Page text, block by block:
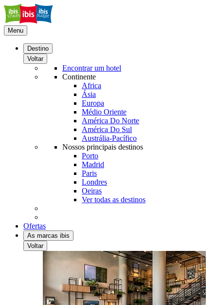
Menu
Destino
Voltar
Encontrar um hotel
Continente
Africa
Ásia
Europa
Médio Oriente
América Do Norte
América Do Sul
Austrália-Pacífico
Nossos principais destinos
Porto
Madrid
Paris
Londres
Oeiras
Ver todas as destinos
Ofertas
As marcas ibis
Voltar